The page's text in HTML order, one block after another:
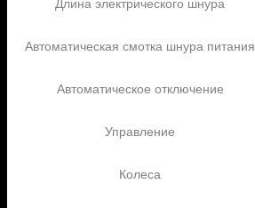
Длина электрического шнура
Автоматическая смотка шнура питания
Автоматическое отключение
Управление
Колеса